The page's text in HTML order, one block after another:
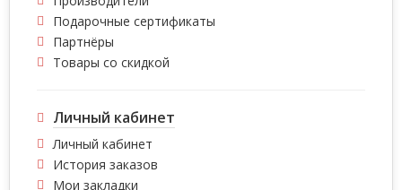
Подарочные сертификаты
Партнёры
Товары со скидкой
Личный кабинет
Личный кабинет
История заказов
Мои закладки